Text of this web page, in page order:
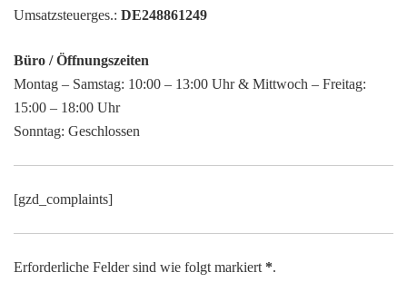
Umsatzsteuerges.: DE248861249
Büro / Öffnungszeiten
Montag – Samstag: 10:00 – 13:00 Uhr & Mittwoch – Freitag:
15:00 – 18:00 Uhr
Sonntag: Geschlossen
[gzd_complaints]
Erforderliche Felder sind wie folgt markiert *.